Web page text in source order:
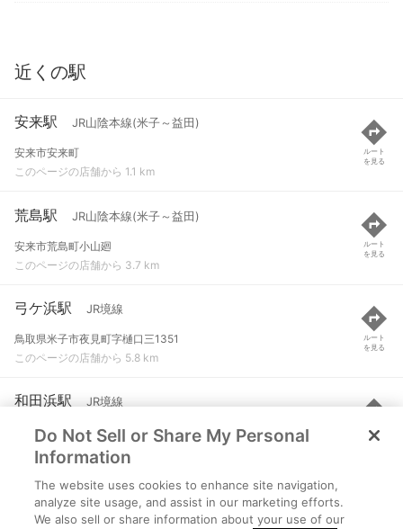
近くの駅
安来駅 JR山陰本線(米子～益田)
安来市安来町
このページの店舗から 1.1 km
ルート
を見る
荒島駅 JR山陰本線(米子～益田)
安来市荒島町小山廻
このページの店舗から 3.7 km
ルート
を見る
弓ケ浜駅 JR境線
鳥取県米子市夜見町字樋口三1351
このページの店舗から 5.8 km
ルート
を見る
和田浜駅 JR境線
米子市和田町
このページの店舗から 6.2 km
ルート
を見る
河崎口駅 JR境線
米子市河崎
Do Not Sell or Share My Personal
Information
The website uses cookies to enhance site navigation,
analyze site usage, and assist in our marketing efforts.
We also sell or share information about your use of our